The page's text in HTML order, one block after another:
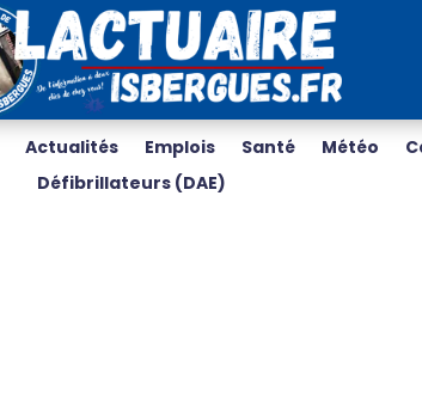
Actualités Emplois Santé Météo
Défibrillateurs (DAE)